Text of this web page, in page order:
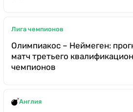
Лига чемпионов
Олимпиакос – Неймеген:
матч третьего
чемпионов
Англия